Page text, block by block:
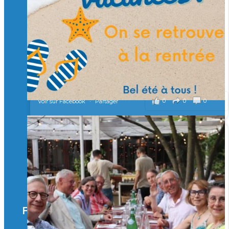
Merci à tous !
🎯 Taxe d’apprentissage 2026 : avec l'Isep, investissez pour
un numérique au service de l'humain !
À l’Isep, nous formons des ingénieurs, des bachelors, des
Mastères Spécialisés, qui allient excellence technologique et
valeurs humaines, au cœur de notre pro
...Voir plus
il y a 2 mois
0 0 0
Voir sur Facebook · Partager
🚀Afterwork à Genève 🚀
🥳 Le 22 avril dernier, 14 Alumni vivant / travaillant
en Suisse ont partagé un moment convivial de
retrouvailles et d'échanges !
Merci à tous pour votre présence et à Alexandre
CHEA pour l'organisation !
il y a 3 mois
Facebook